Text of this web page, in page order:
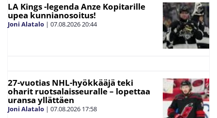
LA Kings -legenda Anze Kopitarille
upea kunnianosoitus!
Joni Alatalo | 07.08.202620:44
27-vuotias NHL-hyökkääjä teki
oharit ruotsalaisseuralle – lopettaa
uransa yllättäen
Joni Alatalo | 07.08.2026 17:58